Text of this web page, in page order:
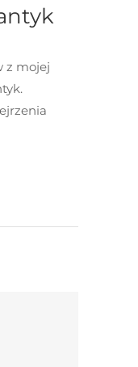
z mojej